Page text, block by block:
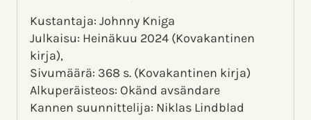
Kustantaja: Johnny Kniga
Julkaisu: Heinäkuu 2024 (Kovakantinen
kirja),
Sivumäärä: 368 s. (Kovakantinen kirja)
Alkuperäisteos: Okänd avsändare
Kannen suunnittelija: Niklas Lindblad